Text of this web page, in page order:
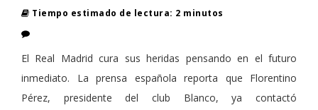
Tiempo estimado de lectura: 2 minutos
El Real Madrid cura sus heridas pensando en el futuro
inmediato. La prensa española reporta que Florentino
Pérez, presidente del club Blanco, ya contactó